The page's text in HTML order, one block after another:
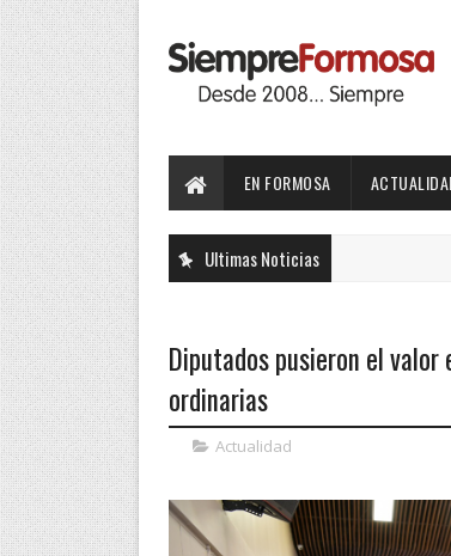
EN FORMOSA
Ultimas Noticias
Diputados pusieron el
ordinarias
Actualidad